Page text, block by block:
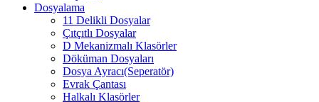
Dosyalama
11 Delikli Dosyalar
Çıtçıtlı Dosyalar
D Mekanizmalı Klasörler
Döküman Dosyaları
Dosya Ayracı(Seperatör)
Evrak Çantası
Halkalı Klasörler